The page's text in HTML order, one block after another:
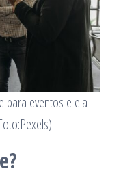
para eventos e ela